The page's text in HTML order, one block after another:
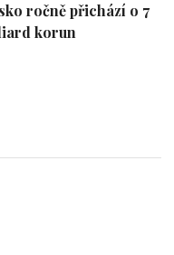
ročně přichází o 7
korun